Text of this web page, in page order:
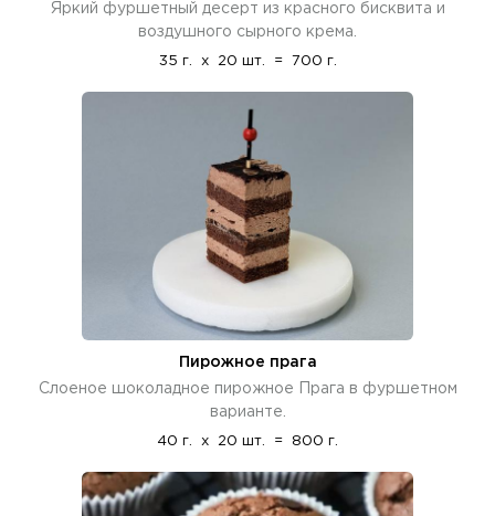
Яркий фуршетный десерт из красного бисквита и
воздушного сырного крема.
35 г. x 20 шт. = 700 г.
Пирожное прага
Слоеное шоколадное пирожное Прага в фуршетном
варианте.
40 г. x 20 шт. = 800 г.